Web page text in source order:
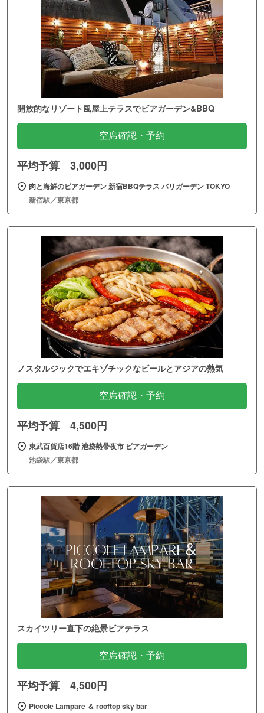
開放的なリゾート風屋上テラスでビアガーデン&BBQ
空席確認・予約
平均予算 3,000円
肉と海鮮のビアガーデン 新宿BBQテラス バリガーデン TOKYO
新宿駅／東京都
ノスタルジックでエキゾチックなビールとアジアの熱気
空席確認・予約
平均予算 4,500円
東武百貨店16階 池袋熱帯夜市 ビアガーデン
池袋駅／東京都
スカイツリー直下の絶景ビアテラス
空席確認・予約
平均予算 4,500円
Piccole Lampare ＆ rooftop sky bar